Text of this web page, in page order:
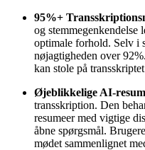
95%+
og stemmegenkendelse
optimale forhold. Selv i
nøjagtigheden over
kan stole på
Øjeblikkelige AI-
transskription. Den
resumeer med vigtige
åbne spørgsmål.
mødet sammenlignet